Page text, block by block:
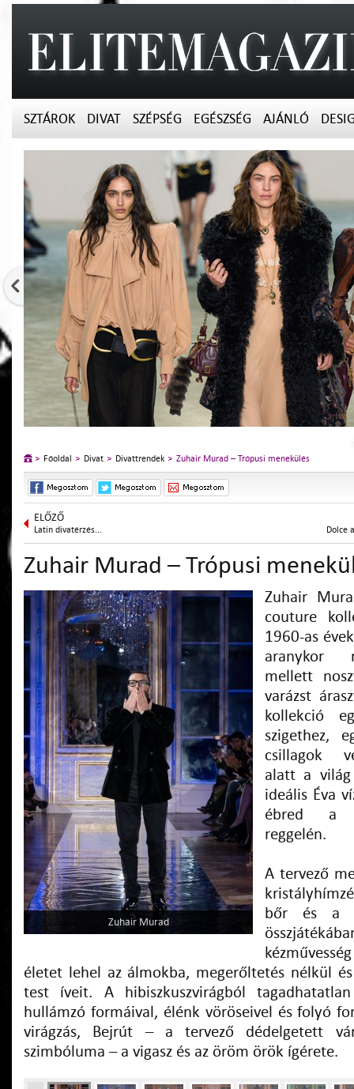
SZTÁROK DIVAT SZÉPSÉG EGÉSZSÉG AJÁNLÓ
Főoldal Divat Divattrendek Zuhair Murad – Trópusi menekülés
ELŐZŐ
Latin divatérzés... Dolce
Zuhair Murad – Trópusi
Zuhair Murad
Zuhair
couture
1960-as
aranykor
mellett
varázst
kollekció
szigethez,
csillagok
alatt a
ideális Éva
ébred a
reggelén.
A tervező
bőr és a
életet lehel az álmokba, megerőltetés nélkül
test íveit. A hibiszkuszvirágból
hullámzó formáival, élénk vöröseivel és folyó
virágzás, Bejrút – a tervező dédelgetett
szimbóluma – a vigasz és az öröm örök ígérete.